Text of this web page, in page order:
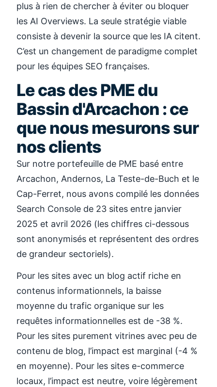
plus à rien de chercher à éviter ou bloquer
les AI Overviews. La seule stratégie viable
consiste à devenir la source que les IA citent.
C’est un changement de paradigme complet
pour les équipes SEO françaises.
Le cas des PME du
Bassin d'Arcachon : ce
que nous mesurons sur
nos clients
Sur notre portefeuille de PME basé entre
Arcachon, Andernos, La Teste-de-Buch et le
Cap-Ferret, nous avons compilé les données
Search Console de 23 sites entre janvier
2025 et avril 2026 (les chiffres ci-dessous
sont anonymisés et représentent des ordres
de grandeur sectoriels).
Pour les sites avec un blog actif riche en
contenus informationnels, la baisse
moyenne du trafic organique sur les
requêtes informationnelles est de -38 %.
Pour les sites purement vitrines avec peu de
contenu de blog, l’impact est marginal (-4 %
en moyenne). Pour les sites e-commerce
locaux, l’impact est neutre, voire légèrement